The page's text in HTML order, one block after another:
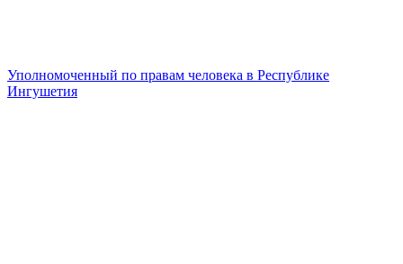
Уполномоченный по правам человека в Республике
Ингушетия